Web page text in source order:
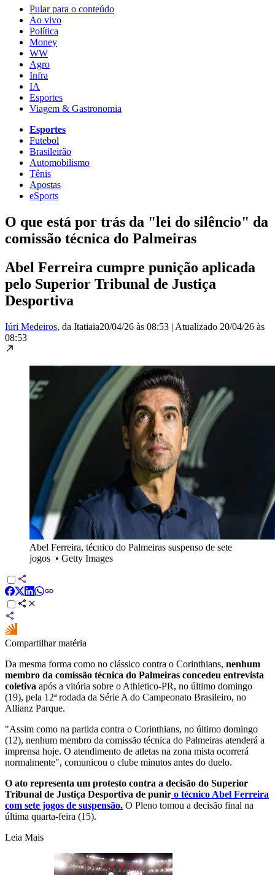
Pular para o conteúdo
Ao vivo
Política
Money
WW
Agro
Infra
IA
Esportes
Viagem & Gastronomia
Esportes
Futebol
Brasileirão
Automobilismo
Tênis
Apostas
eSports
O que está por trás da "lei do silêncio" da
comissão técnica do Palmeiras
Abel Ferreira cumpre punição aplicada
pelo Superior Tribunal de Justiça
Desportiva
Iúri Medeiros, da Itatiaia20/04/26 às 08:53 | Atualizado 20/04/26 às
08:53
Abel Ferreira, técnico do Palmeiras suspenso de sete
jogos • Getty Images
Compartilhar matéria
Da mesma forma como no clássico contra o Corinthians, nenhum
membro da comissão técnica do Palmeiras concedeu entrevista
coletiva após a vitória sobre o Athletico-PR, no último domingo
(19), pela 12ª rodada da Série A do Campeonato Brasileiro, no
Allianz Parque.
"Assim como na partida contra o Corinthians, no último domingo
(12), nenhum membro da comissão técnica do Palmeiras atenderá a
imprensa hoje. O atendimento de atletas na zona mista ocorrerá
normalmente", comunicou o clube minutos antes do duelo.
O ato representa um protesto contra a decisão do Superior
Tribunal de Justiça Desportiva de punir o técnico Abel Ferreira
com sete jogos de suspensão. O Pleno tomou a decisão final na
última quarta-feira (15).
Leia Mais